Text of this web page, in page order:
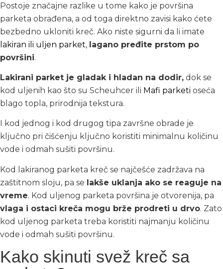
Postoje značajne razlike u tome kako je površina
parketa obrađena, a od toga direktno zavisi kako ćete
bezbedno ukloniti kreč. Ako niste sigurni da li imate
lakiran ili uljen parket, lagano pređite prstom po
površini.
Lakirani parket je gladak i hladan na dodir, dok se
kod uljenih kao što su Scheuhcer ili Mafi parketi oseća
blago topla, prirodnija tekstura.
I kod jednog i kod drugog tipa završne obrade je
ključno pri čišćenju ključno koristiti minimalnu količinu
vode i odmah sušiti površinu.
Kod lakiranog parketa kreč se najčešće zadržava na
zaštitnom sloju, pa se lakše uklanja ako se reaguje na
vreme. Kod uljenog parketa površina je otvorenija, pa
vlaga i ostaci kreča mogu brže prodreti u drvo. Zato
kod uljenog parketa treba koristiti najmanju količinu
vode i odmah sušiti površinu.
Kako skinuti svež kreč sa